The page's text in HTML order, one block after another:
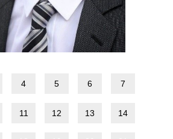
4 5 6 7
11 12 13 14